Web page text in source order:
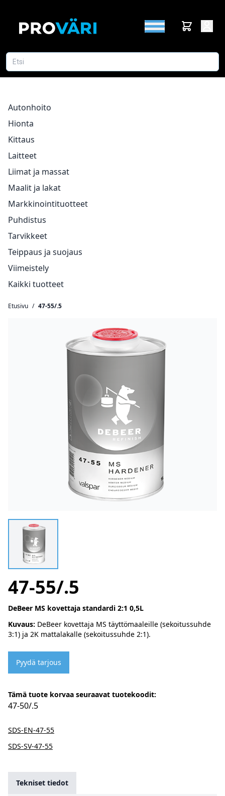
Autonhoito
Hionta
Kittaus
Laitteet
Liimat ja massat
Maalit ja lakat
Markkinointituotteet
Puhdistus
Tarvikkeet
Teippaus ja suojaus
Viimeistely
Kaikki tuotteet
Etusivu / 47-55/.5
47-55/.5
DeBeer MS kovettaja standardi 2:1 0,5L
Kuvaus: DeBeer kovettaja MS täyttömaaleille (sekoitussuhde
3:1) ja 2K mattalakalle (sekoitussuhde 2:1).
Pyydä tarjous
Tämä tuote korvaa seuraavat tuotekoodit:
47-50/.5
SDS-EN-47-55
SDS-SV-47-55
Tekniset tiedot